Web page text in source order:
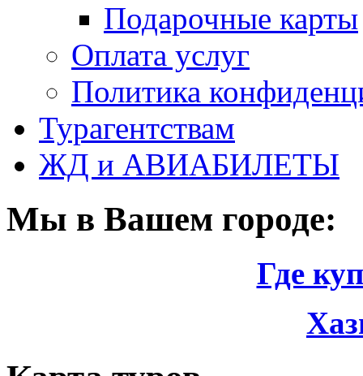
Подарочные карты
Оплата услуг
Политика
Турагентствам
ЖД и АВИАБИЛЕТЫ
Мы в Вашем городе:
Где